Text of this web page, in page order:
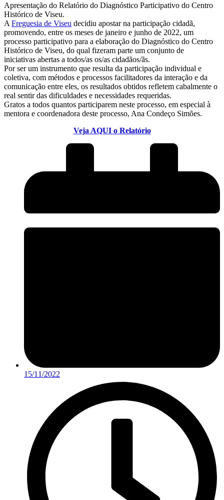
Apresentação do Relatório do Diagnóstico Participativo do Centro
Histórico de Viseu.
A Freguesia de Viseu decidiu apostar na participação cidadã,
promovendo, entre os meses de janeiro e junho de 2022, um
processo participativo para a elaboração do Diagnóstico do Centro
Histórico de Viseu, do qual fizeram parte um conjunto de
iniciativas abertas a todos/as os/as cidadãos/ãs.
Por ser um instrumento que resulta da participação individual e
coletiva, com métodos e processos facilitadores da interação e da
comunicação entre eles, os resultados obtidos refletem cabalmente o
real sentir das dificuldades e necessidades requeridas.
Gratos a todos quantos participarem neste processo, em especial à
mentora e coordenadora deste processo, Ana Condeço Simões.
Veja AQUI o Relatório
15/11/2022